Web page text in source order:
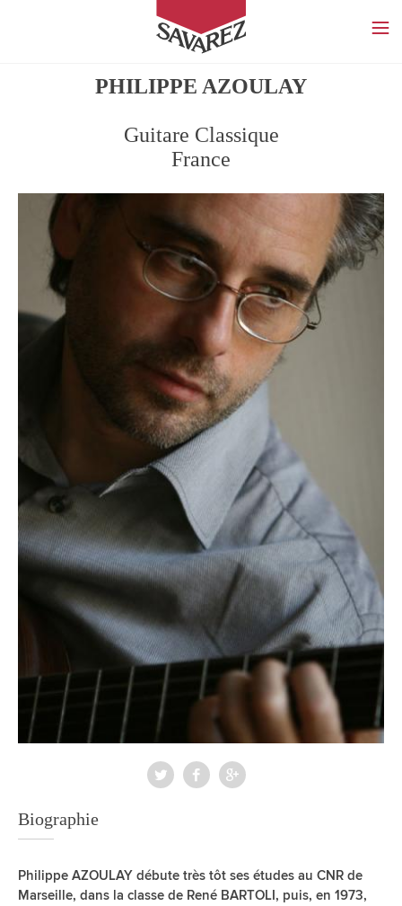
SAVAREZ
PHILIPPE AZOULAY
Guitare Classique
France
Biographie
Philippe AZOULAY débute très tôt ses études au CNR de
Marseille, dans la classe de René BARTOLI, puis, en 1973,